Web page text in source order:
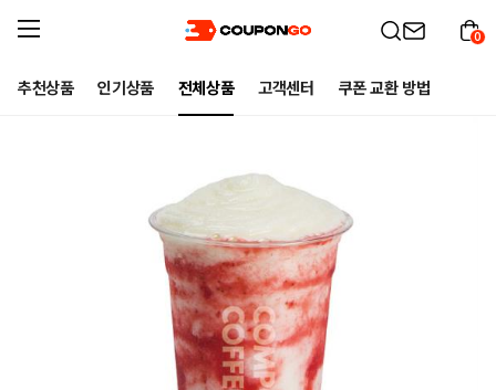
추천상품 인기상품 전체상품 고객센터 쿠폰 교환 방법
0